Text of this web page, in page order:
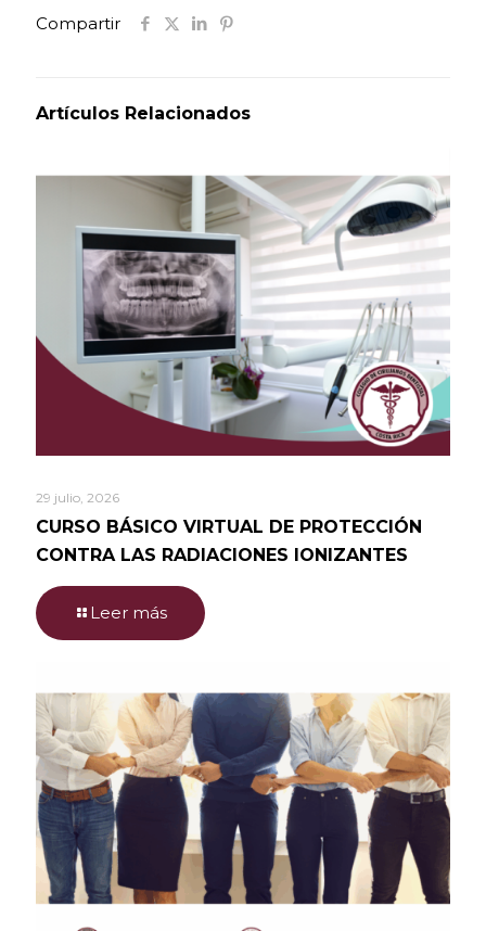
Compartir
Artículos Relacionados
29 julio, 2026
CURSO BÁSICO VIRTUAL DE PROTECCIÓN
CONTRA LAS RADIACIONES IONIZANTES
Leer más